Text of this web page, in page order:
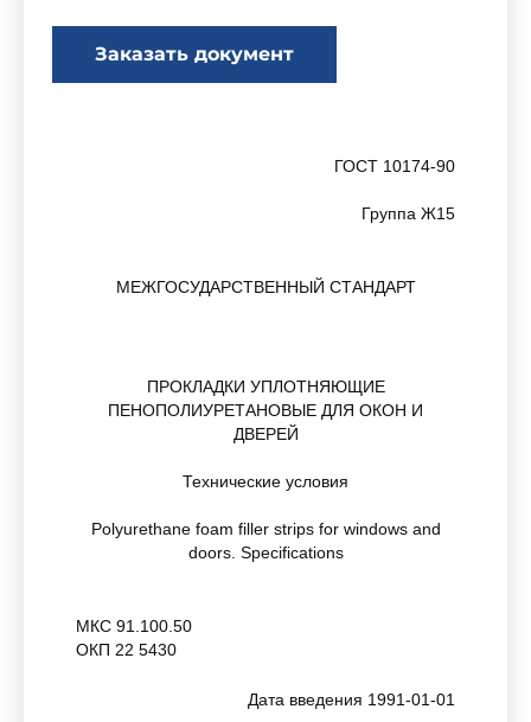
Заказать документ
ГОСТ 10174-90
Группа Ж15
МЕЖГОСУДАРСТВЕННЫЙ СТАНДАРТ
ПРОКЛАДКИ УПЛОТНЯЮЩИЕ
ПЕНОПОЛИУРЕТАНОВЫЕ ДЛЯ ОКОН И
ДВЕРЕЙ
Технические условия
Polyurethane foam filler strips for windows and
doors. Specifications
МКС 91.100.50
ОКП 22 5430
Дата введения 1991-01-01